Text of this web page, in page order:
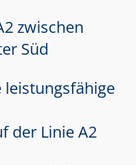
zwischen
Süd
leistungsfähige
der Linie A2